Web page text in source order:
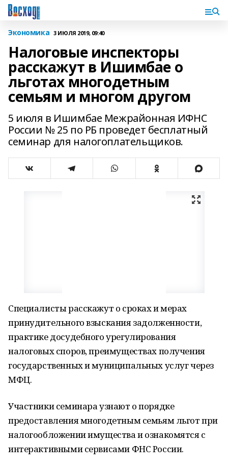
Экономика 3 ИЮЛЯ 2019, 09:40
Налоговые инспекторы
расскажут в Ишимбае о
льготах многодетным
семьям и многом другом
5 июля в Ишимбае Межрайонная ИФНС
России № 25 по РБ проведет бесплатный
семинар для налогоплательщиков.
Специалисты расскажут о сроках и мерах
принудительного взыскания задолженности,
практике досудебного урегулирования
налоговых споров, преимуществах получения
государственных и муниципальных услуг через
МФЦ.
Участники семинара узнают о порядке
предоставления многодетным семьям льгот при
налогообложении имущества и ознакомятся с
интерактивными сервисами ФНС России.